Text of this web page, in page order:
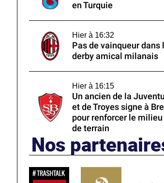
en Turquie
Hier à 16:32
Pas de vainqueur dans
derby amical milanais
Hier à 16:15
Un ancien de la
et de Troyes signe à
pour renforcer le milieu
de terrain
Nos